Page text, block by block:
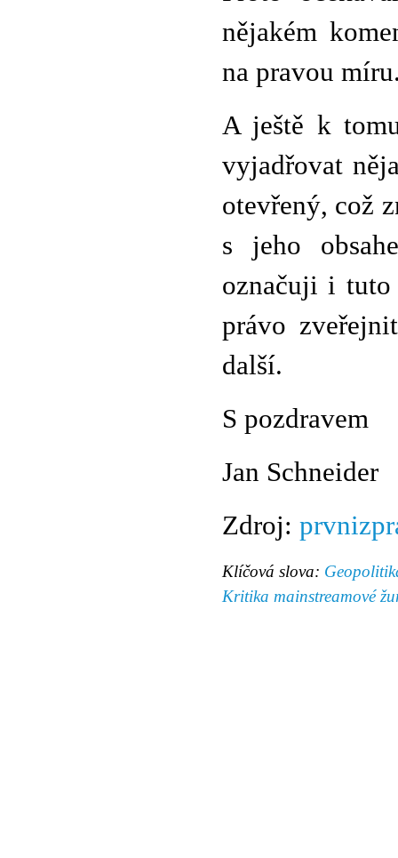
nějakém
na pravou
A ještě k
vyjadřovat
otevřený, což
s jeho
označuji i
právo
další.
S pozdravem
Jan Schneider
Zdroj:
Klíčová slova:
Kritika mainstreamové